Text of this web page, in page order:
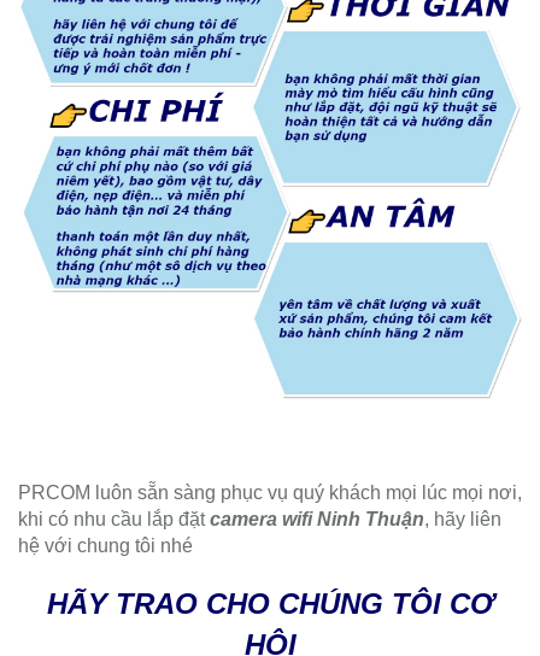
PRCOM luôn sẵn sàng phục vụ quý khách mọi lúc mọi nơi,
khi có nhu cầu lắp đặtcamera wifi Ninh Thuận, hãy liên
hệ với chung tôi nhé
HÃY TRAO CHO CHÚNG TÔI CƠ
HỘI